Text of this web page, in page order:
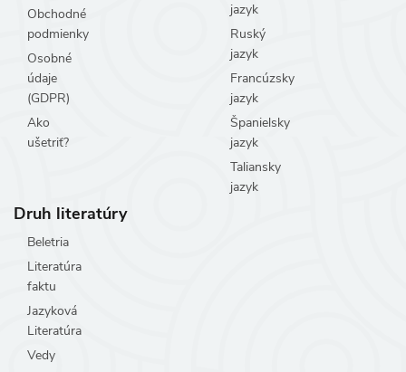
Obchodné
podmienky
Osobné
údaje
(GDPR)
Ako
ušetriť?
jazyk
Ruský
jazyk
Francúzsky
jazyk
Španielsky
jazyk
Taliansky
jazyk
Druh literatúry
Beletria
Literatúra
faktu
Jazyková
Literatúra
Vedy